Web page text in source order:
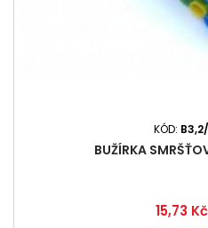
KÓD:
BUŽÍRKA
Cena
15,73 Kč